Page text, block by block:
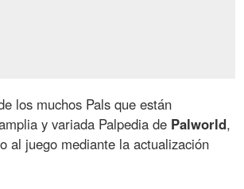
los muchos Pals que están
y variada Palpedia de Palworld,
al juego mediante la actualización